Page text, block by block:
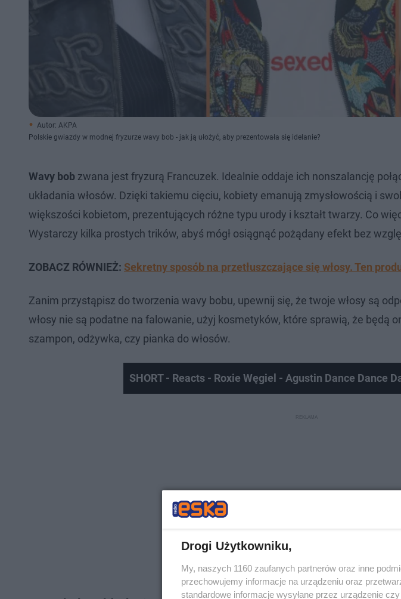
Autor: AKPA
Polskie gwiazdy w modnej fryzurze wavy bob - jak ją ułożyć, aby prezentowała się idelanie?
Wavy bob zwana jest fryzurą Francuzek. Idealnie oddaje ich nonszalancję
układania włosów. Dzięki takiemu cięciu, kobiety emanują zmysłowością i
większości kobietom, prezentujących różne typu urody i kształt twarzy. Co
Wystarczy kilka prostych trików, abyś mógł osiągnąć pożądany efekt bez
ZOBACZ RÓWNIEŻ: Sekretny sposób na przetłuszczające się włosy. Ten
Zanim przystąpisz do tworzenia wavy bobu, upewnij się, że twoje włosy są
włosy nie są podatne na falowanie, użyj kosmetyków, które sprawią, że będą
szampon, odżywka, czy pianka do włosów.
SHORT - Reacts - Roxie Węgiel - Agustin Dance Dance
Drogi Użytkowniku,
My, naszych 1160 zaufanych partnerów oraz inne
przechowujemy informacje na urządzeniu oraz
standardowe informacje wysyłane przez urządzenie